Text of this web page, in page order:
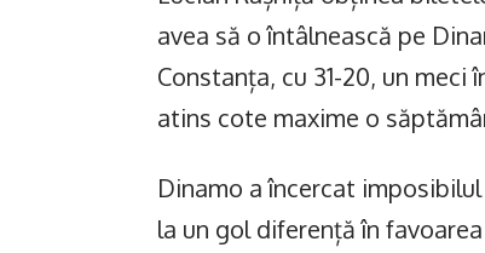
avea să o întâlnească pe
Constanța, cu 31-20, un
atins cote maxime o
Dinamo a încercat
la un gol diferență în